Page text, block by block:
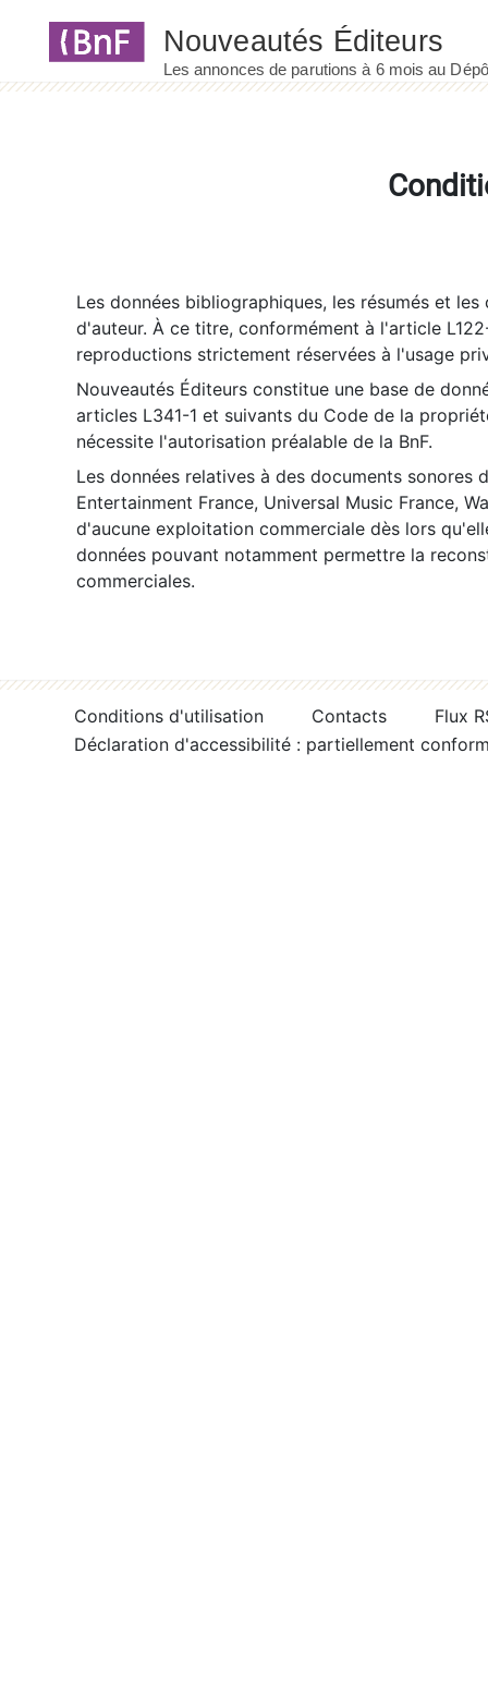
Les données bibliographiques, les résumés et
d'auteur. À ce titre, conformément à l'article
reproductions strictement réservées à l'usage
Nouveautés Éditeurs constitue une base de
articles L341-1 et suivants du Code de la
nécessite l'autorisation préalable de la BnF.
Les données relatives à des documents sonores
Entertainment France, Universal Music France,
d'aucune exploitation commerciale dès lors
données pouvant notamment permettre la
commerciales.
Conditions d'utilisation Contacts
Flux
Déclaration d'accessibilité : partiellement